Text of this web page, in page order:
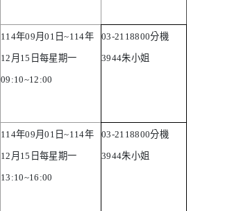
114年09月01 日~114年
12 月 15 日每星期一
09:10~12:00
03-2118800分機
3944朱小姐
114年09月01 日~114年
12 月 15 日每星期一
13:10~16:00
03-2118800分機
3944朱小姐